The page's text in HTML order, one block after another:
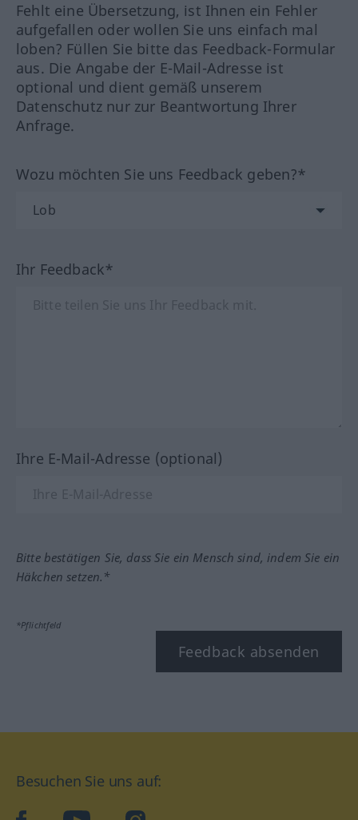
Fehlt eine Übersetzung, ist Ihnen ein Fehler
aufgefallen oder wollen Sie uns einfach mal
loben? Füllen Sie bitte das Feedback-Formular
aus. Die Angabe der E-Mail-Adresse ist
optional und dient gemäß unserem
Datenschutz nur zur Beantwortung Ihrer
Anfrage.
Wozu möchten Sie uns Feedback geben?*
Ihr Feedback*
Ihre E-Mail-Adresse (optional)
Bitte bestätigen Sie, dass Sie ein Mensch sind, indem Sie ein
Häkchen setzen.*
*Pflichtfeld
Feedback absenden
Besuchen Sie uns auf: